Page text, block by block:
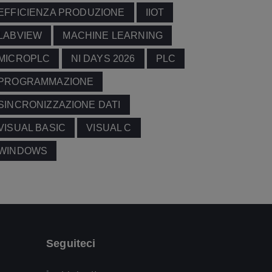
EFFICIENZA PRODUZIONE IIOT
LABVIEW MACHINE LEARNING
NI DAYS 2026 PLC
PROGRAMMAZIONE
DATI
BASIC VISUAL C
Seguiteci